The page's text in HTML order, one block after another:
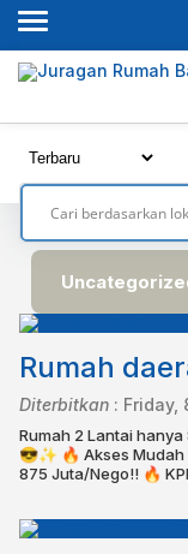
Rumah
Diterbitkan : Friday,
Rumah 2 Lantai
😎✨ 🔥 Akses Mudah
875 Juta/Nego!! 🔥